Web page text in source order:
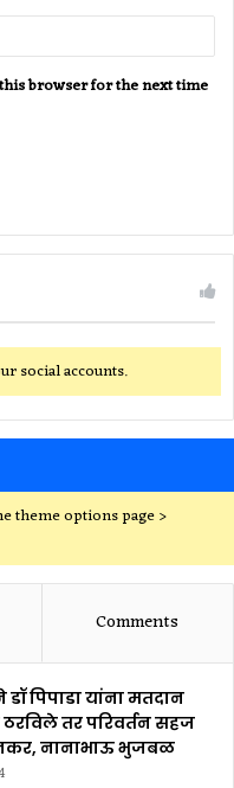
browser for the next time
social accounts.
theme options page >
Comments
पिपाडा यांना मतदान
तर परिवर्तन सहज
नानाभाऊ भुजबळ